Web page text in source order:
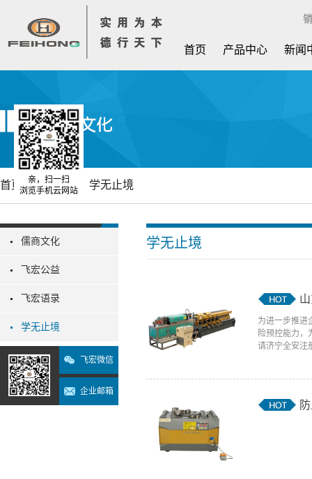
首页 产品中心 新闻
儒商文化
飞宏公益
飞宏语录
学无止境
飞宏微信
企业邮箱
首页 飞宏文化 学无止境
学无止境
为进一步推进
险预控能力，
请济宁全安注
亲，扫一扫
浏览手机云网站